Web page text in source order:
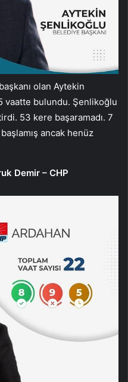
olan Aytekin
vaatte bulundu. Şenlikoğlu
53 kere başaramadı. 7
ancak henüz
Demir – CHP